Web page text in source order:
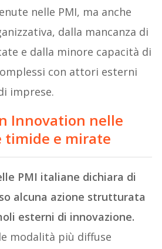
nelle PMI, ma anche
dalla mancanza di
e dalla minore capacità di
con attori esterni
imprese.
Innovation nelle
timide e mirate
PMI italiane dichiara di
alcuna azione strutturata
esterni di innovazione.
modalità più diffuse